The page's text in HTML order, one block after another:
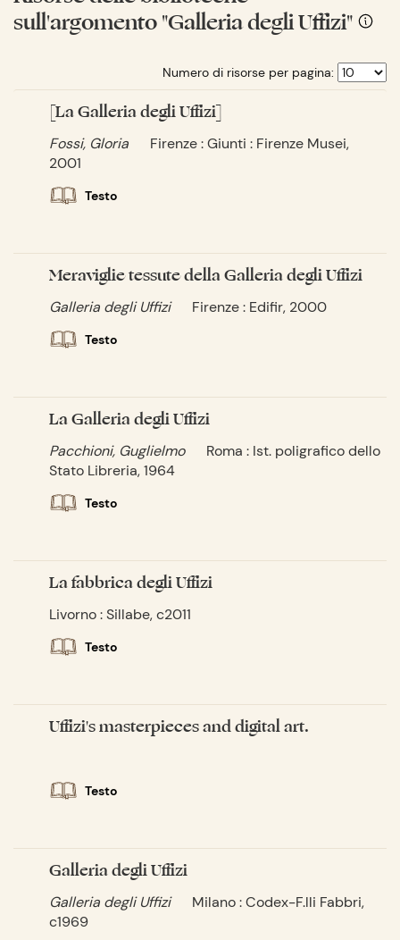
sull'argomento "Galleria degli Uffizi"
Numero di risorse per pagina:
[La Galleria degli Uffizi]
Fossi, Gloria
Firenze : Giunti : Firenze Musei,
2001
Testo
Meraviglie tessute della Galleria degli Uffizi
Galleria degli Uffizi Firenze : Edifir, 2000
Testo
La Galleria degli Uffizi
Pacchioni, Guglielmo
Roma : Ist. poligrafico dello
Stato Libreria, 1964
Testo
La fabbrica degli Uffizi
Livorno : Sillabe, c2011
Testo
Uffizi's masterpieces and digital art.
Testo
Galleria degli Uffizi
Galleria degli Uffizi
Milano : Codex-F.lli Fabbri,
c1969